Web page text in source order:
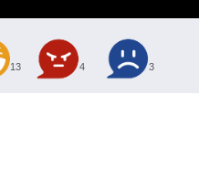
13 4 3